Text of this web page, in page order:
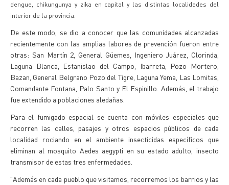
dengue, chikungunya y zika en capital y las distintas localidades del
interior de la provincia.
De este modo, se dio a conocer que las comunidades alcanzadas
recientemente con las amplias labores de prevención fueron entre
otras: San Martín 2, General Güemes, Ingeniero Juárez, Clorinda,
Laguna Blanca, Estanislao del Campo, Ibarreta, Pozo Mortero,
Bazan, General Belgrano Pozo del Tigre, Laguna Yema, Las Lomitas,
Comandante Fontana, Palo Santo y El Espinillo. Además, el trabajo
fue extendido a poblaciones aledañas.
Para el fumigado espacial se cuenta con móviles especiales que
recorren las calles, pasajes y otros espacios públicos de cada
localidad rociando en el ambiente insecticidas específicos que
eliminan al mosquito Aedes aegypti en su estado adulto, insecto
transmisor de estas tres enfermedades.
"Además en cada pueblo que visitamos, recorremos los barrios y las